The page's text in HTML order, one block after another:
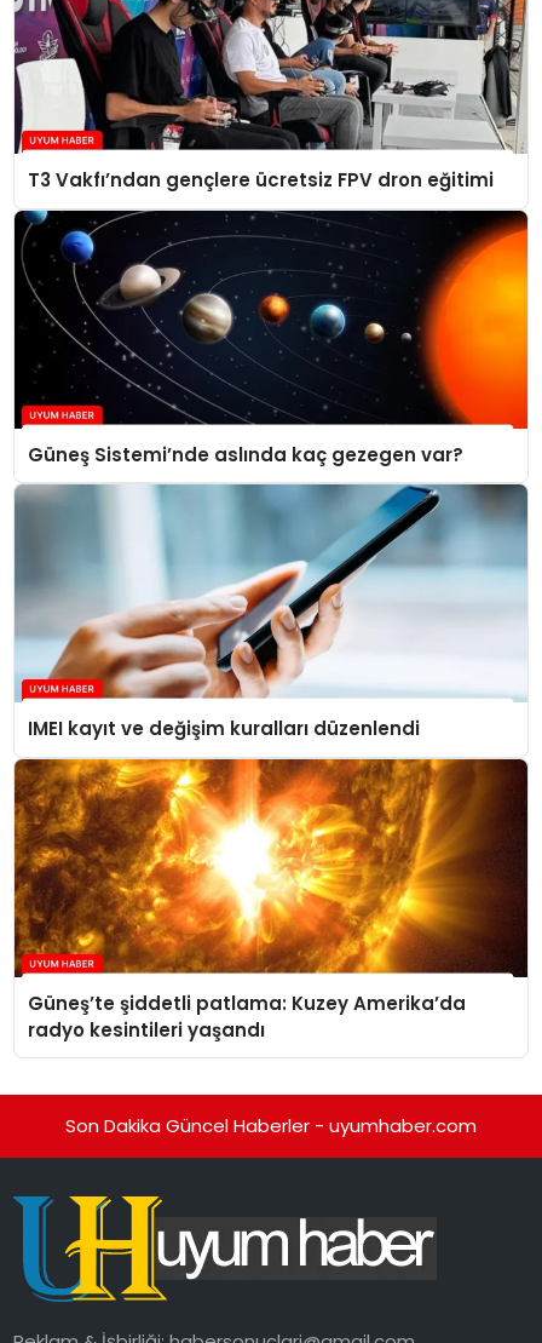
T3 Vakfı’ndan gençlere ücretsiz FPV dron eğitimi
Güneş Sistemi’nde aslında kaç gezegen var?
IMEI kayıt ve değişim kuralları düzenlendi
Güneş’te şiddetli patlama: Kuzey Amerika’da
radyo kesintileri yaşandı
Son Dakika Güncel Haberler - uyumhaber.com